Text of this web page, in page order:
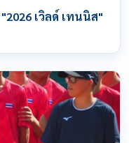
เวิลด์ เทนนิส"